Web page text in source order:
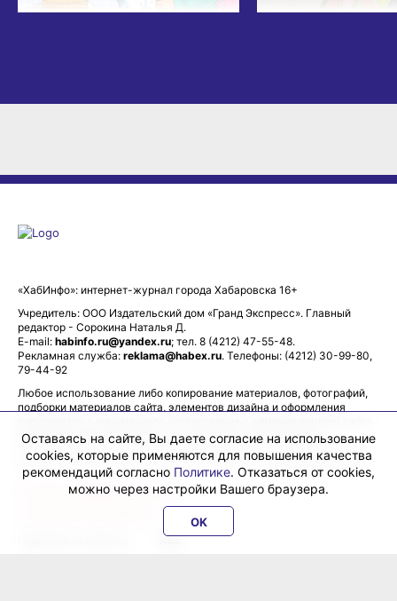
«ХабИнфо»: интернет-журнал города Хабаровска 16+
Учредитель: ООО Издательский дом «Гранд Экспресс». Главный
редактор - Сорокина Наталья Д.
E-mail: habinfo.ru@yandex.ru; тел. 8 (4212) 47-55-48.
Рекламная служба: reklama@habex.ru. Телефоны: (4212) 30-99-80,
79-44-92
Любое использование либо копирование материалов, фотографий,
подборки материалов сайта, элементов дизайна и оформления
и прямой индексируемой гиперссылкой на сайт Habinfo.ru.
Мнение авторов статей может не совпадать с позицией редакции.
Политика конфиденциальности
RSS
Оставаясь на сайте, Вы даете согласие на использование
cookies, которые применяются для повышения качества
рекомендаций согласно Политике. Отказаться от cookies,
можно через настройки Вашего браузера.
OK